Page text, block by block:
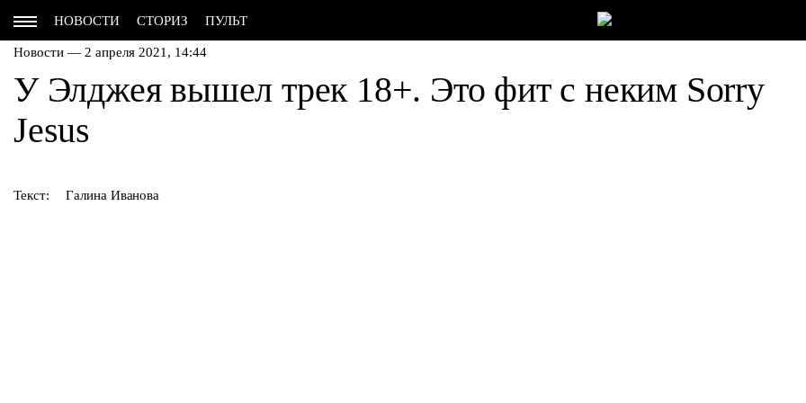
НОВОСТИ СТОРИЗ ПУЛЬТ
Новости — 2 апреля 2021, 14:44
У Элджея вышел трек 18+. Это фит с неким Sorry
Jesus
Текст: Галина Иванова